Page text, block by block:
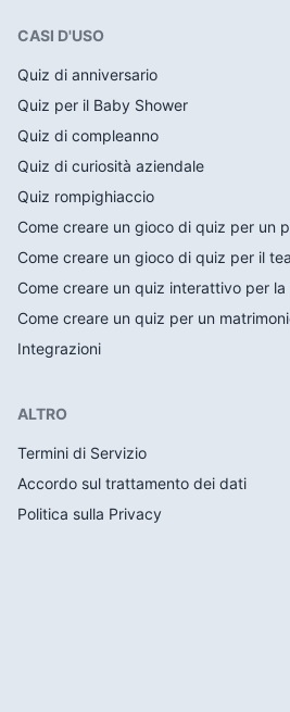
CASI D'USO
Quiz di anniversario
Quiz per il Baby Shower
Quiz di compleanno
Quiz di curiosità aziendale
Quiz rompighiaccio
Come creare un gioco di quiz per un
Come creare un gioco di quiz per il
Come creare un quiz interattivo per
Come creare un quiz per un
Integrazioni
ALTRO
Termini di Servizio
Accordo sul trattamento dei dati
Politica sulla Privacy